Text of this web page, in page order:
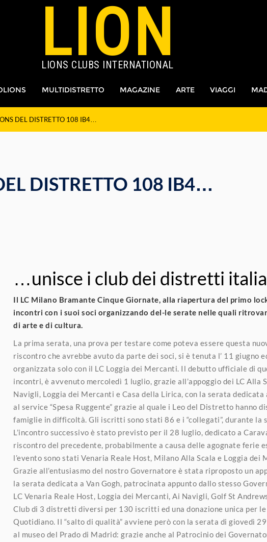
LION
LIONS CLUBS INTERNATIONAL
MULTIDISTRETTO MAGAZINE ARTE VIAGGI
DEL DISTRETTO 108 IB4…
DISTRETTO 108 IB4…
…unisce i club dei distretti
Il LC Milano Bramante Cinque Giornate, alla riapertura del primo
incontri con i suoi soci organizzando del-le serate nelle quali
di arte e di cultura.
La prima serata, una prova per testare come poteva essere questa
riscontro che avrebbe avuto da parte dei soci, si è tenuta l’ 11 giugno
organizzata solo con il LC Loggia dei Mercanti. Il debutto ufficiale di
incontri, è avvenuto mercoledì 1 luglio, grazie all’appoggio dei LC Alla
Navigli, Loggia dei Mercanti e Casa della Lirica, con la serata
al service “Spesa Ruggente” grazie al quale i Leo del Distretto hanno
famiglie in difficoltà. Gli iscritti sono stati 86 e i “collegati”, durante la
L’incontro successivo è stato previsto per il 28 luglio, dedicato a
riscontro del precedente, probabilmente a causa delle agognate ferie
l’evento sono stati Venaria Reale Host, Milano Alla Scala e Loggia dei
Grazie all’entusiasmo del nostro Governatore è stata riproposto un
la serata dedicata a Van Gogh, patrocinata appunto dallo stesso
LC Venaria Reale Host, Loggia dei Mercanti, Ai Navigli, Golf St
Club di 3 distretti diversi per 130 iscritti ed una donazione unica per
Quotidiano. Il “salto di qualità” avviene però con la serata di giovedì
al museo del Prado di Madrid: grazie anche al Patrocinio dei